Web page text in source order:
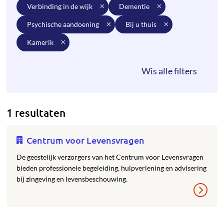
verbinding in de wijk dementie
psychische aandoening bij u thuis
kamerik
1 resultaten
Centrum voor Levensvragen
De geestelijk verzorgers van het Centrum voor Levensvragen
bieden professionele begeleiding, hulpverlening en advisering
bij zingeving en levensbeschouwing.